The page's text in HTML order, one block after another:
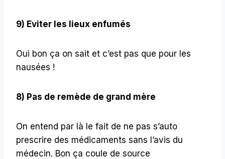
9) Eviter les lieux enfumés
Oui bon ça on sait et c’est pas que pour les
nausées !
8) Pas de remède de grand mère
On entend par là le fait de ne pas s’auto
prescrire des médicaments sans l’avis du
médecin. Bon ça coule de source